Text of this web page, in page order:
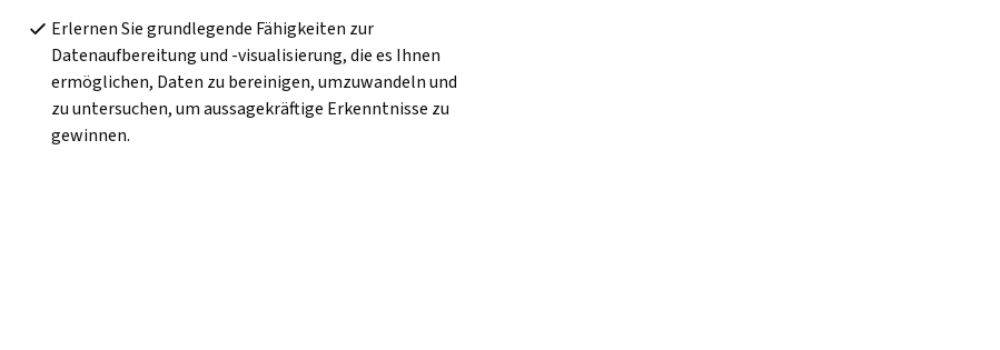
Erlernen Sie grundlegende Fähigkeiten zur
Datenaufbereitung und -visualisierung, die es Ihnen
ermöglichen, Daten zu bereinigen, umzuwandeln und
zu untersuchen, um aussagekräftige Erkenntnisse zu
gewinnen.